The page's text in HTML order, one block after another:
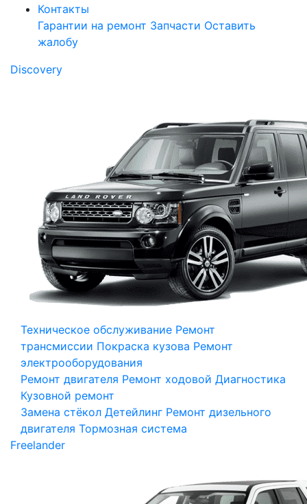
Контакты
Гарантии на ремонт Запчасти Оставить
жалобу
Discovery
Техническое обслуживание Ремонт
трансмиссии Покраска кузова Ремонт
электрооборудования
Ремонт двигателя Ремонт ходовой Диагностика
Кузовной ремонт
Замена стёкол Детейлинг Ремонт дизельного
двигателя Тормозная система
Freelander